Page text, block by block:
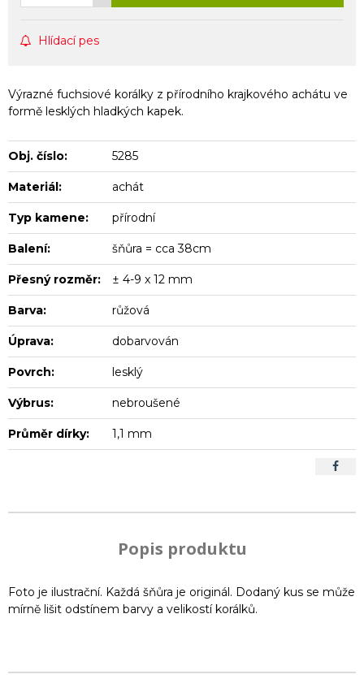
Hlídací pes
Výrazné fuchsiové korálky z přírodního krajkového achátu ve
formě lesklých hladkých kapek.
Obj. číslo: 5285
Materiál: achát
Typ kamene: přírodní
Balení: šňůra = cca 38cm
Přesný rozměr: ± 4-9 x 12 mm
Barva: růžová
Úprava: dobarvován
Povrch: lesklý
Výbrus: nebroušené
Průměr dírky: 1,1 mm
Popis produktu
Foto je ilustrační. Každá šňůra je originál. Dodaný kus se může
mírně lišit odstínem barvy a velikostí korálků.